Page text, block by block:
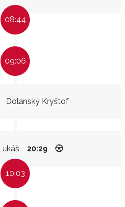
08:44
09:06
Dolanský Kryštof
20:29
10:03